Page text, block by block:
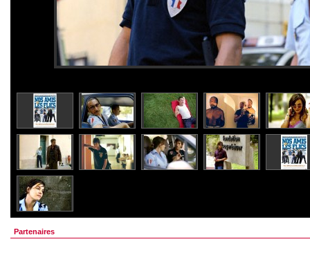
Partenaires